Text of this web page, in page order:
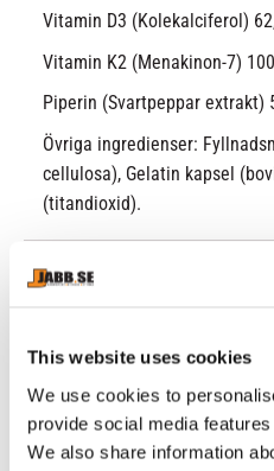
This website uses cookies
We use cookies to
provide social media
We also share information
Vitamin D3 (Kolekalciferol)
Vitamin K2 (Menakinon-7)
Piperin (Svartpeppar extrakt)
Övriga ingredienser:
cellulosa), Gelatin kapsel
(titandioxid).